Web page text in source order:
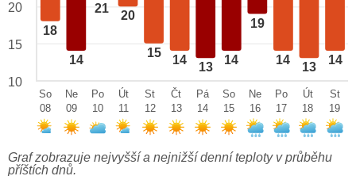
18
14
21
20
15
14
13
14
19
14
13
14
20
15
10
So
08
Ne
09
Po
10
Út
11
St
12
Čt
13
Pá
14
So
15
Ne
16
Po
17
Út
18
St
19
Graf zobrazuje nejvyšší a nejnižší denní teploty v průběhu
příštích dnů.